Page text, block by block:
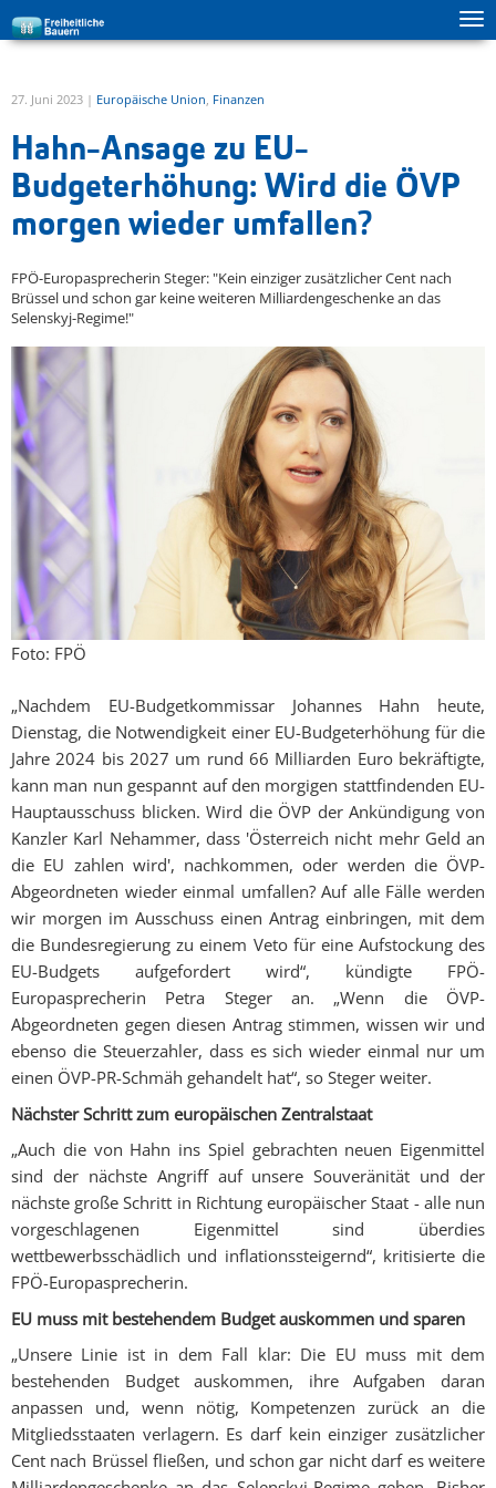
zur Hauptnavigation springen
zum Inhalt springen
27. Juni 2023 | Europäische Union, Finanzen
Hahn-Ansage zu EU-
Budgeterhöhung: Wird die ÖVP
morgen wieder umfallen?
FPÖ-Europasprecherin Steger: "Kein einziger zusätzlicher Cent nach
Brüssel und schon gar keine weiteren Milliardengeschenke an das
Selenskyj-Regime!"
Foto: FPÖ
„Nachdem EU-Budgetkommissar Johannes Hahn heute,
Dienstag, die Notwendigkeit einer EU-Budgeterhöhung für die
Jahre 2024 bis 2027 um rund 66 Milliarden Euro bekräftigte,
kann man nun gespannt auf den morgigen stattfindenden EU-
Hauptausschuss blicken. Wird die ÖVP der Ankündigung von
Kanzler Karl Nehammer, dass 'Österreich nicht mehr Geld an
die EU zahlen wird', nachkommen, oder werden die ÖVP-
Abgeordneten wieder einmal umfallen? Auf alle Fälle werden
wir morgen im Ausschuss einen Antrag einbringen, mit dem
die Bundesregierung zu einem Veto für eine Aufstockung des
EU-Budgets aufgefordert wird“, kündigte FPÖ-
Europasprecherin Petra Steger an. „Wenn die ÖVP-
Abgeordneten gegen diesen Antrag stimmen, wissen wir und
ebenso die Steuerzahler, dass es sich wieder einmal nur um
einen ÖVP-PR-Schmäh gehandelt hat“, so Steger weiter.
Nächster Schritt zum europäischen Zentralstaat
„Auch die von Hahn ins Spiel gebrachten neuen Eigenmittel
sind der nächste Angriff auf unsere Souveränität und der
nächste große Schritt in Richtung europäischer Staat - alle nun
vorgeschlagenen Eigenmittel sind überdies
wettbewerbsschädlich und inflationssteigernd“, kritisierte die
FPÖ-Europasprecherin.
EU muss mit bestehendem Budget auskommen und sparen
„Unsere Linie ist in dem Fall klar: Die EU muss mit dem
bestehenden Budget auskommen, ihre Aufgaben daran
anpassen und, wenn nötig, Kompetenzen zurück an die
Mitgliedsstaaten verlagern. Es darf kein einziger zusätzlicher
Cent nach Brüssel fließen, und schon gar nicht darf es weitere